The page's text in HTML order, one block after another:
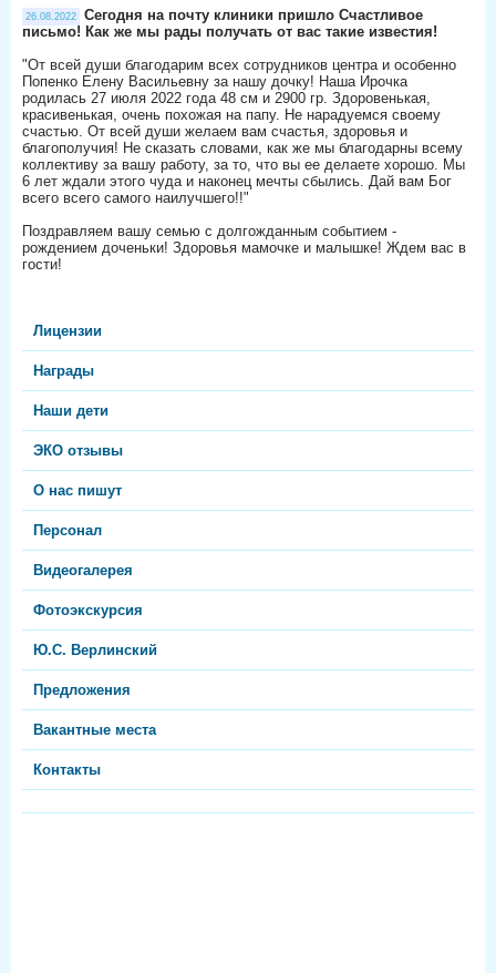
Лицензии
Награды
Наши дети
ЭКО отзывы
О нас пишут
Персонал
Видеогалерея
Фотоэкскурсия
Ю.С. Верлинский
Предложения
Вакантные места
Контакты
26.08.2022
Сегодня на почту клиники пришло Счастливое
письмо! Как же мы рады получать от вас такие известия!
"От всей души благодарим всех сотрудников центра и особенно
Попенко Елену Васильевну за нашу дочку! Наша Ирочка
родилась 27 июля 2022 года 48 см и 2900 гр. Здоровенькая,
красивенькая, очень похожая на папу. Не нарадуемся своему
счастью. От всей души желаем вам счастья, здоровья и
благополучия! Не сказать словами, как же мы благодарны всему
коллективу за вашу работу, за то, что вы ее делаете хорошо. Мы
6 лет ждали этого чуда и наконец мечты сбылись. Дай вам Бог
всего всего самого наилучшего!!"
Поздравляем вашу семью с долгожданным событием -
рождением доченьки! Здоровья мамочке и малышке! Ждем вас в
гости!